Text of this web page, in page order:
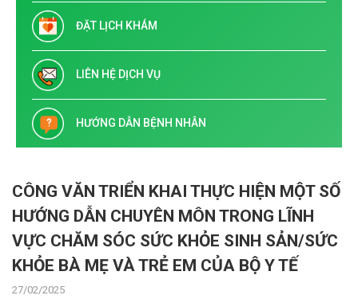
ĐẶT LỊCH KHÁM
LIÊN HỆ DỊCH VỤ
HƯỚNG DẪN BỆNH NHÂN
CÔNG VĂN TRIỂN KHAI THỰC HIỆN MỘT SỐ
HƯỚNG DẪN CHUYÊN MÔN TRONG LĨNH
VỰC CHĂM SÓC SỨC KHỎE SINH SẢN/SỨC
KHỎE BÀ MẸ VÀ TRẺ EM CỦA BỘ Y TẾ
27/02/2025